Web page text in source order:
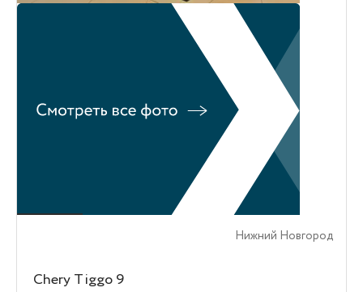
Нижний Новгород
Chery Tiggo 9